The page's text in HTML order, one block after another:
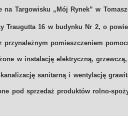
na Targowisku „Mój Rynek” w
Traugutta 16 w budynku Nr 2, o
przynależnym pomieszczeniem
w instalację elektryczną,
kanalizację sanitarną i wentylację
pod sprzedaż produktów rolno-